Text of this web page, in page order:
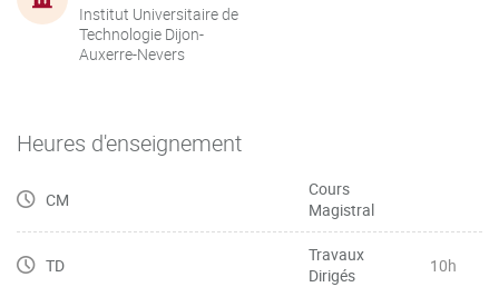
Institut Universitaire de
Technologie Dijon-
Auxerre-Nevers
Heures d'enseignement
CM
Cours
Magistral
TD
Travaux
Dirigés
10h